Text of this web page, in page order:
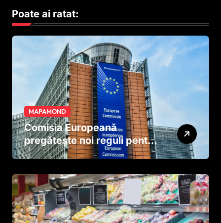
Poate ai ratat:
MAPAMOND
Comisia Europeană
pregătește noi reguli pentru
tutun și țigările electronice